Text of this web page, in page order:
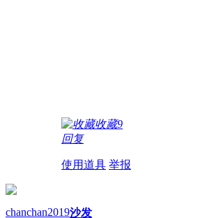
收藏9
回复
使用道具 举报
chanchan2019沙发